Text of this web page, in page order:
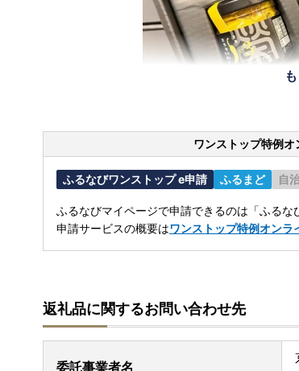
ワンストップ特例オ
ふるなびワンストップ e申請 ふるまど 自
ふるなびマイページで申請できるのは「ふるな
申請サービスの概要はワンストップ特例オンラ
返礼品に関するお問い合わせ先
委託事業者名